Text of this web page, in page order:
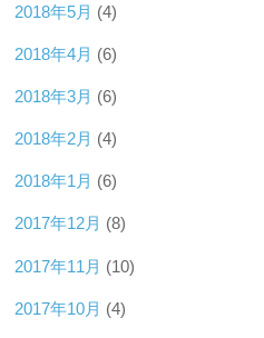
2018年5月 (4)
2018年4月 (6)
2018年3月 (6)
2018年2月 (4)
2018年1月 (6)
2017年12月 (8)
2017年11月 (10)
2017年10月 (4)